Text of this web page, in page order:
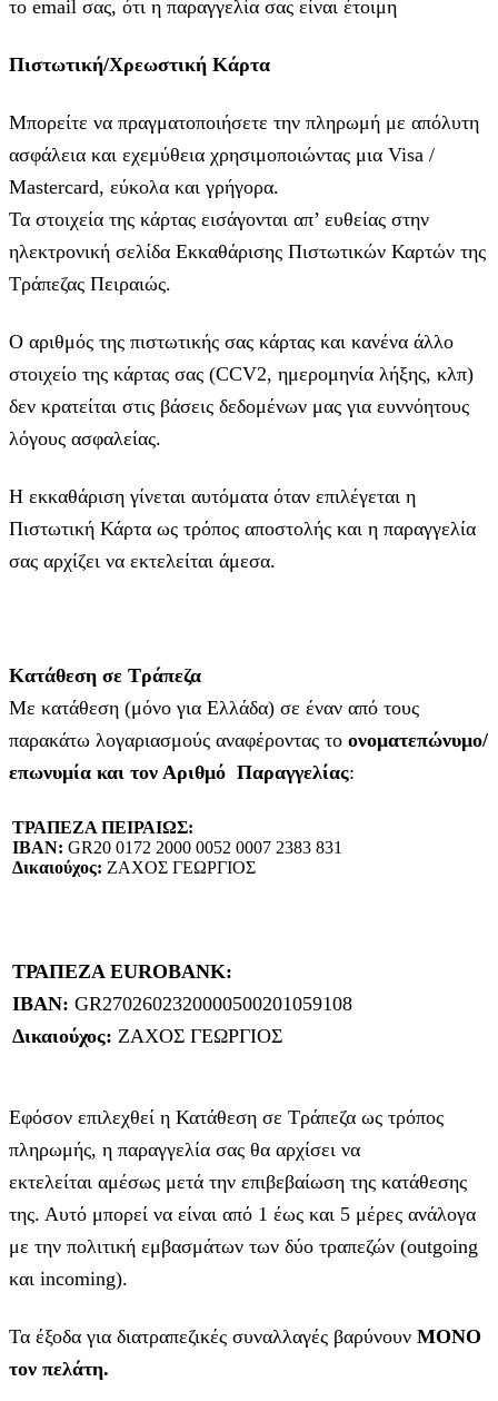
το email σας, ότι η παραγγελία σας είναι έτοιμη
Πιστωτική/Χρεωστική Κάρτα
Μπορείτε να πραγματοποιήσετε την πληρωμή με απόλυτη
ασφάλεια και εχεμύθεια χρησιμοποιώντας μια Visa /
Mastercard, εύκολα και γρήγορα.
Τα στοιχεία της κάρτας εισάγoνται απ’ ευθείας στην
ηλεκτρονική σελίδα Εκκαθάρισης Πιστωτικών Καρτών της
Τράπεζας Πειραιώς.
Ο αριθμός της πιστωτικής σας κάρτας και κανένα άλλο
στοιχείο της κάρτας σας (CCV2, ημερομηνία λήξης, κλπ)
δεν κρατείται στις βάσεις δεδομένων μας για ευννόητους
λόγους ασφαλείας.
Η εκκαθάριση γίνεται αυτόματα όταν επιλέγεται η
Πιστωτική Κάρτα ως τρόπος αποστολής και η παραγγελία
σας αρχίζει να εκτελείται άμεσα.
Κατάθεση σε Τράπεζα
Με κατάθεση (μόνο για Ελλάδα) σε έναν από τους
παρακάτω λογαριασμούς αναφέροντας το ονοματεπώνυμο/
επωνυμία και τον Αριθμό Παραγγελίας:
ΤΡΑΠΕΖΑ ΠΕΙΡΑΙΩΣ:
IBAN: GR20 0172 2000 0052 0007 2383 831
Δικαιούχος: ΖΑΧΟΣ ΓΕΩΡΓΙΟΣ
ΤΡΑΠΕΖΑ EUROBANK:
IBAN: GR2702602320000500201059108
Δικαιούχος: ΖΑΧΟΣ ΓΕΩΡΓΙΟΣ
Εφόσον επιλεχθεί η Κατάθεση σε Τράπεζα ως τρόπος
πληρωμής, η παραγγελία σας θα αρχίσει να
εκτελείται αμέσως μετά την επιβεβαίωση της κατάθεσης
της. Αυτό μπορεί να είναι από 1 έως και 5 μέρες ανάλογα
με την πολιτική εμβασμάτων των δύο τραπεζών (outgoing
και incoming).
Τα έξοδα για διατραπεζικές συναλλαγές βαρύνουν MONO
τον πελάτη.